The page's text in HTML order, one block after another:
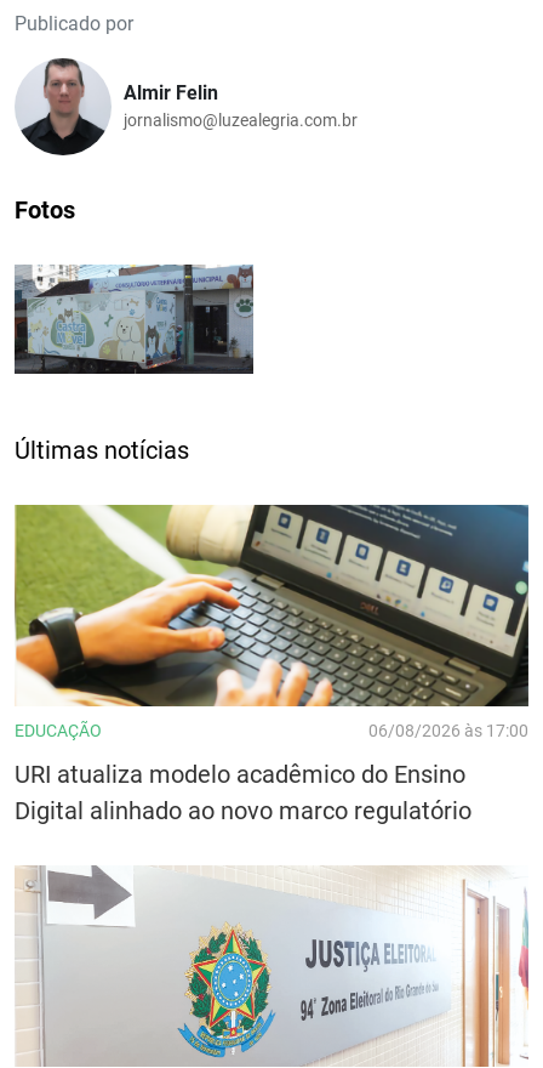
Publicado por
Almir Felin
jornalismo@luzealegria.com.br
Fotos
Últimas notícias
EDUCAÇÃO 06/08/2026 às 17:00
URI atualiza modelo acadêmico do Ensino
Digital alinhado ao novo marco regulatório